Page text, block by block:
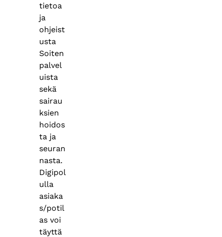
tietoa
ja
ohjeist
usta
Soiten
palvel
uista
sekä
sairau
ksien
hoidos
ta ja
seuran
nasta.
Digipol
ulla
asiaka
s/potil
as voi
täyttä